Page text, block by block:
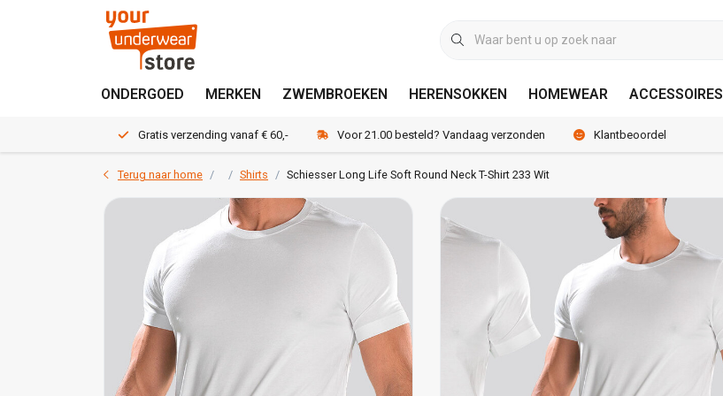
ONDERGOED MERKEN ZWEMBROEKEN HERENSOKKEN HOMEWEAR ACCESSOIRES
Gratis verzending vanaf € 60,- Voor 21.00 besteld? Vandaag verzonden Klantbeoordeling 8.9 / 10
Terug naar home Shirts Schiesser Long Life Soft Round Neck T-Shirt 233 Wit